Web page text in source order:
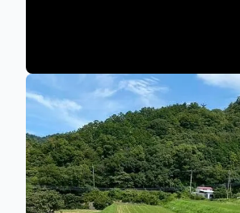
Sunnyside Farm
Sunnyside Farm
愛媛県 松山市
最近の畑の様子🌾🥕
こんにちは、SUNNYSIDE FARMです！
お米は、収穫が終わり